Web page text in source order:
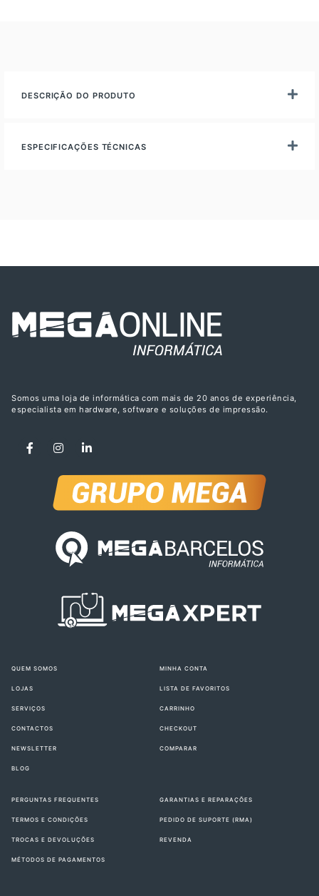
DESCRIÇÃO DO PRODUTO
ESPECIFICAÇÕES TÉCNICAS
Somos uma loja de informática com mais de 20 anos de experiência,
especialista em hardware, software e soluções de impressão.
QUEM SOMOS
LOJAS
SERVIÇOS
CONTACTOS
NEWSLETTER
BLOG
MINHA CONTA
LISTA DE FAVORITOS
CARRINHO
CHECKOUT
COMPARAR
PERGUNTAS FREQUENTES
TERMOS E CONDIÇÕES
TROCAS E DEVOLUÇÕES
MÉTODOS DE PAGAMENTOS
GARANTIAS E REPARAÇÕES
PEDIDO DE SUPORTE (RMA)
REVENDA